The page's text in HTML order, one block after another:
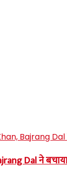
Dal ने